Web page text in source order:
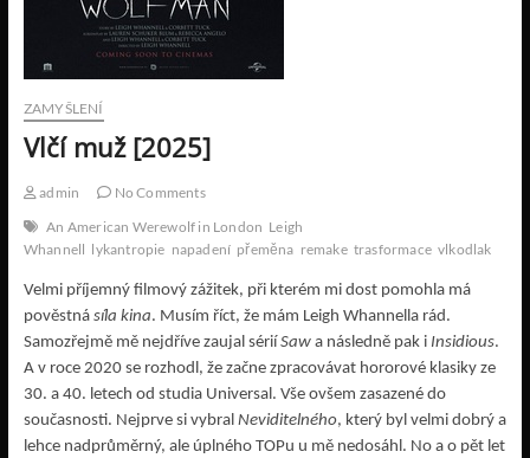
ZAMYŠLENÍ
Vlčí muž [2025]
admin
No Comments
An American Werewolf in London Leigh
Whannell lykantropie napadení přeměna remake trasformace vlkodlak
Velmi příjemný filmový zážitek, při kterém mi dost pomohla má
pověstná síla kina. Musím říct, že mám Leigh Whannella rád.
Samozřejmě mě nejdříve zaujal sérií Sawa následně pak i Insidious.
A v roce 2020 se rozhodl, že začne zpracovávat hororové klasiky ze
30. a 40. letech od studia Universal. Vše ovšem zasazené do
současnosti. Nejprve si vybral Neviditelného, který byl velmi dobrý a
lehce nadprůměrný, ale úplného TOPu u mě nedosáhl. No a o pět let